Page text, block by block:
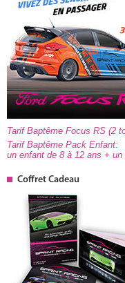
Tarif Baptême Focus RS (2
Tarif Baptême Pack Enfant:
un enfant de 8 à 12 ans +
Coffret Cadeau